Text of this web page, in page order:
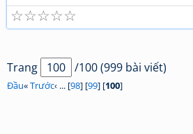
☆
☆
☆
☆
☆
Trang /100 (999 bài viết)
Đầu«Trước‹ ... [98] [99] [100]